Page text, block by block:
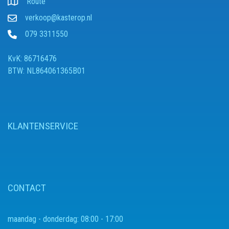
verkoop@kasterop.nl
079 3311550
KvK: 86716476
BTW: NL864061365B01
KLANTENSERVICE
CONTACT
maandag - donderdag: 08:00 - 17:00